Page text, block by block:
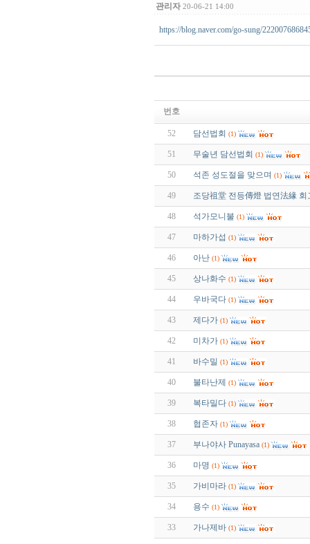
관리자 20-06-21 14:00
https://blog.naver.com/go-sung/
번호
52 담선법회 (1)
51 무술년 담선법회 (1)
50 석존 성도절을 맞으며 (1)
49 조당祖堂 전등傳燈 법연法緣 회
48 석가모니불 (1)
47 마하가섭 (1)
46 아난 (1)
45 상나화수 (1)
44 우바국다 (1)
43 제다가 (1)
42 미차가 (1)
41 바수밀 (1)
40 불타난제 (1)
39 복타밀다 (1)
38 협존자 (1)
37 부나야사 Punayasa (1)
36 마명 (1)
35 가비마라 (1)
34 용수 (1)
33 가나제바 (1)